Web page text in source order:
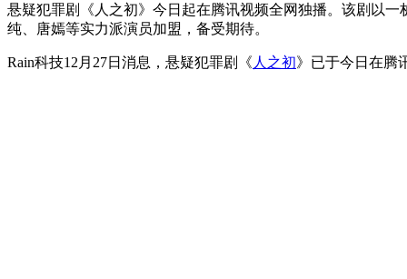
悬疑犯罪剧《人之初》今日起在腾讯视频全网独播。该剧以
纯、唐嫣等实力派演员加盟，备受期待。
Rain科技12月27日消息，悬疑犯罪剧《 人之初》已于今日在腾